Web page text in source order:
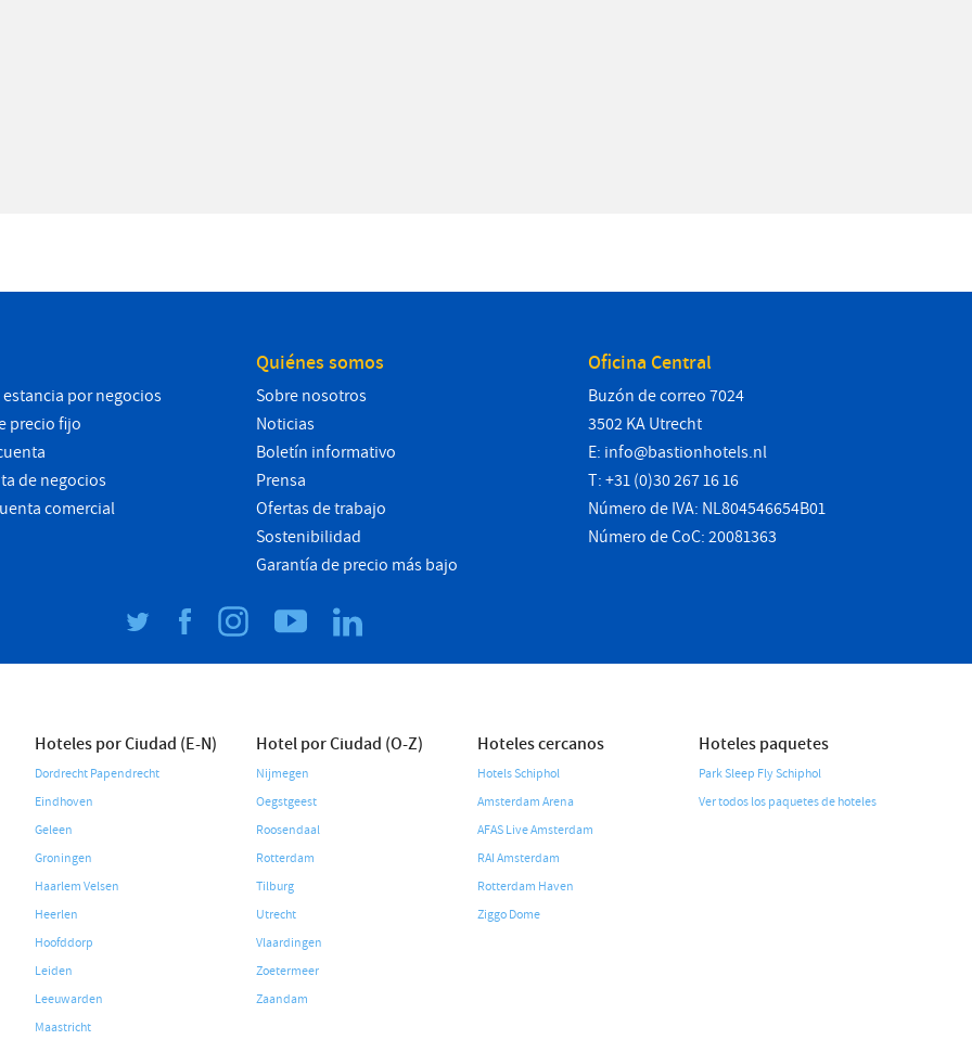
por negocios
precio fijo
de negocios
comercial
Quiénes somos
Sobre nosotros
Noticias
Boletín informativo
Prensa
Ofertas de trabajo
Sostenibilidad
Garantía de precio más bajo
Oficina Central
Buzón de correo 7024
3502 KA Utrecht
E: info@bastionhotels.nl
T: +31 (0)30 267 16 16
Número de IVA: NL804546654B01
Número de CoC: 20081363
Hoteles por Ciudad (E-N)
Dordrecht Papendrecht
Eindhoven
Geleen
Groningen
Haarlem Velsen
Heerlen
Hoofddorp
Leiden
Leeuwarden
Maastricht
Hotel por Ciudad (O-Z)
Nijmegen
Oegstgeest
Roosendaal
Rotterdam
Tilburg
Utrecht
Vlaardingen
Zoetermeer
Zaandam
Hoteles cercanos
Hotels Schiphol
Amsterdam Arena
AFAS Live Amsterdam
RAI Amsterdam
Rotterdam Haven
Ziggo Dome
Hoteles paquetes
Park Sleep Fly Schiphol
Ver todos los paquetes de hoteles